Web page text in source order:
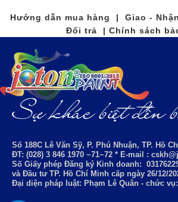
Hướng dẫn mua hàng | Giao -
Đổi trả | Chính sách
Số 188C Lê Văn Sỹ, P. Phú Nhuận, TP. Hồ
ĐT: (028) 3 846 1970 ~71~72 * E-mail :
Số Giấy phép Đăng ký Kinh doanh:
và Đầu tư TP. Hồ Chí Minh cấp ngày 26/12/
Đại diện pháp luật: Phạm Lê Quân - chức